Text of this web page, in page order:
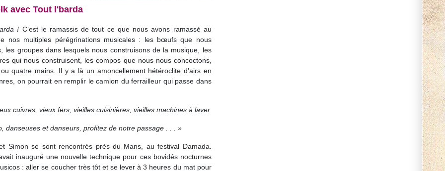
avec Tout l'barda
! C’est le ramassis de tout ce que nous avons ramassé au
nos multiples pérégrinations musicales : les bœufs que nous
les groupes dans lesquels nous construisons de la musique, les
qui nous construisent, les compos que nous nous concoctons,
quatre mains. Il y a là un amoncellement hétéroclite d’airs en
on pourrait en remplir le camion du ferrailleur qui passe dans
cuivres, vieux fers, vieilles cuisinières, vieilles machines à laver
danseuses et danseurs, profitez de notre passage . . . »
Simon se sont rencontrés près du Mans, au festival Damada.
inauguré une nouvelle technique pour ces bovidés nocturnes
: aller se coucher très tôt et se lever à 3 heures du mat pour